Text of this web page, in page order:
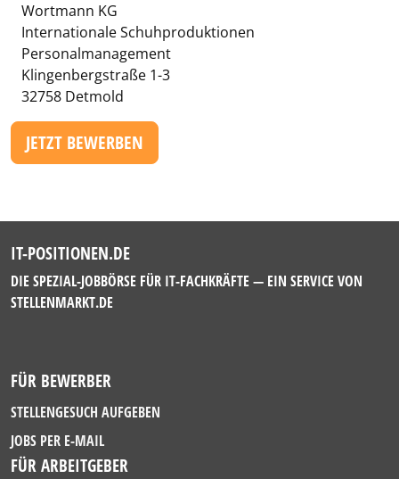
Wortmann KG
Internationale Schuhproduktionen
Personalmanagement
Klingenbergstraße 1-3
32758 Detmold
JETZT BEWERBEN
IT-POSITIONEN.DE
DIE SPEZIAL-JOBBÖRSE FÜR IT-FACHKRÄFTE — EIN SERVICE VON
STELLENMARKT.DE
FÜR BEWERBER
STELLENGESUCH AUFGEBEN
JOBS PER E-MAIL
FÜR ARBEITGEBER